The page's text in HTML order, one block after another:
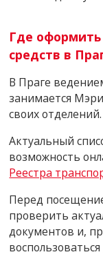
Где
средств в
В Праге
занимается
своих отделений.
Актуальный
возможность
Реестра
Перед
проверить
документов и,
воспользоваться